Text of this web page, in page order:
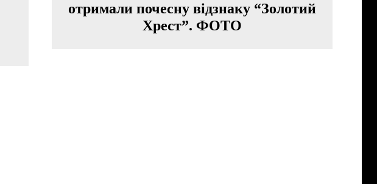
отримали почесну відзнаку “Золотий
Хрест”. ФОТО